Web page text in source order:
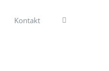
Kontakt